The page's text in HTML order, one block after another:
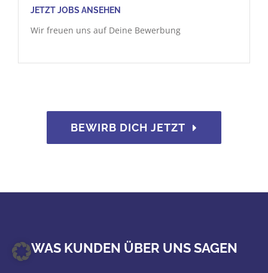
JETZT JOBS ANSEHEN
Wir freuen uns auf Deine Bewerbung
BEWIRB DICH JETZT
WAS KUNDEN ÜBER UNS SAGEN